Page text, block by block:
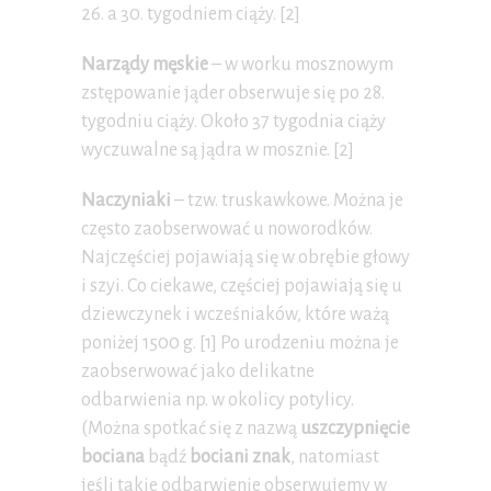
26. a 30. tygodniem ciąży. [2]
Narządy męskie– w worku mosznowym
zstępowanie jąder obserwuje się po 28.
tygodniu ciąży. Około 37 tygodnia ciąży
wyczuwalne są jądra w mosznie. [2]
Naczyniaki – tzw. truskawkowe. Można je
często zaobserwować u noworodków.
Najczęściej pojawiają się w obrębie głowy
i szyi. Co ciekawe, częściej pojawiają się u
dziewczynek i wcześniaków, które ważą
poniżej 1500 g. [1] Po urodzeniu można je
zaobserwować jako delikatne
odbarwienia np. w okolicy potylicy.
(Można spotkać się z nazwą uszczypnięcie
bociana bądź bociani znak, natomiast
jeśli takie odbarwienie obserwujemy w